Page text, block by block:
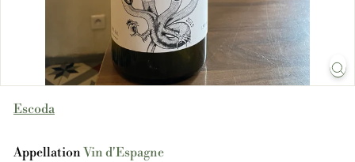
Escoda
AppellationVin d'Espagne